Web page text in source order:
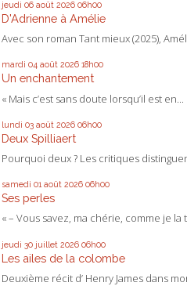
jeudi 06 août 2026 06h00
D'Adrienne à Amélie
Avec son roman Tant mieux (2025),
mardi 04 août 2026 18h00
Un enchantement
« Mais c’est sans doute lorsqu’il est en...
lundi 03 août 2026 06h00
Deux Spilliaert
Pourquoi deux ? Les critiques
samedi 01 août 2026 06h00
Ses perles
« – Vous savez, ma chérie, comme je la
jeudi 30 juillet 2026 06h00
Les ailes de la colombe
Deuxième récit d’ Henry James dans